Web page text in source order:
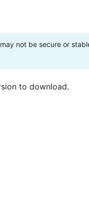
not be secure or
to download.